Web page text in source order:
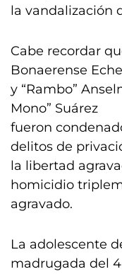
la vandalización
Cabe recordar
Bonaerense
y “Rambo”
Mono” Suárez
fueron
delitos de
la libertad
homicidio
agravado.
La adolescente
madrugada del